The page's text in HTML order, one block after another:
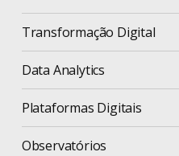
Transformação Digital
Data Analytics
Plataformas Digitais
Observatórios